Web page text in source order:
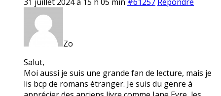
Zo
Salut,
Moi aussi je suis une grande fan de lecture, mais je
lis bcp de romans étranger. Je suis du genre à